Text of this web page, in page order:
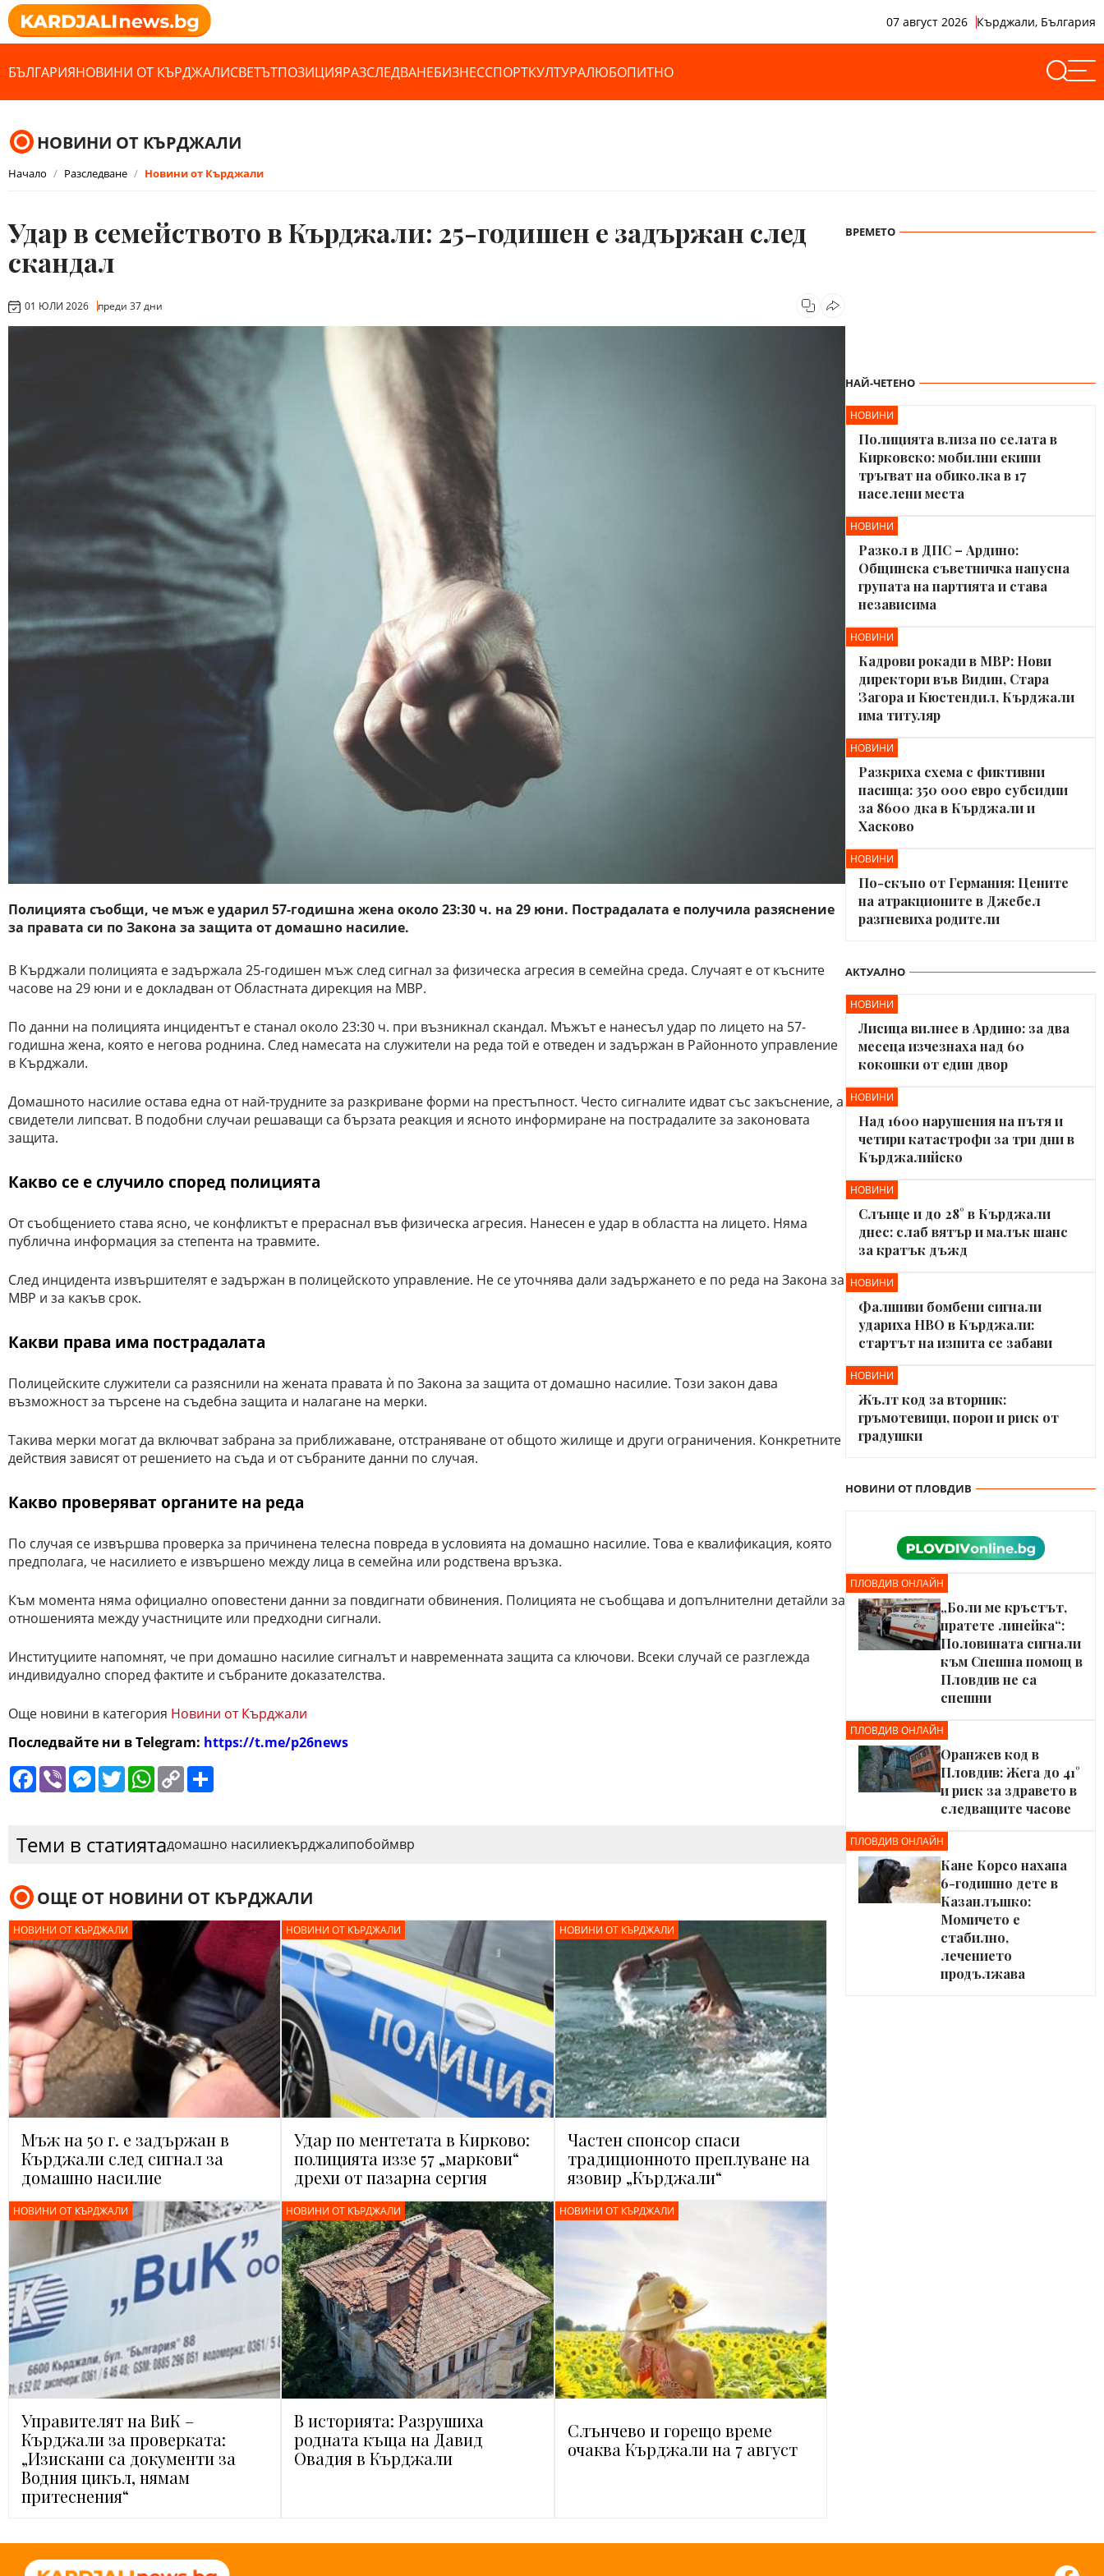
07 август 2026 Кърджали, България
БЪЛГАРИЯНОВИНИ ОТ КЪРДЖАЛИСВЕТЪТПОЗИЦИЯРАЗСЛЕДВАНЕБИЗНЕССПОРТКУЛТУРАЛЮБОПИТНО
НОВИНИ ОТ КЪРДЖАЛИ
Начало Разследване Новини от Кърджали
Удар в семейството в Кърджали: 25-годишен е задържан след
скандал
01 ЮЛИ 2026 преди 37 дни
Полицията съобщи, че мъж е ударил 57-годишна жена около 23:30 ч. на 29 юни. Пострадалата е получила разяснение
за правата си по Закона за защита от домашно насилие.
В Кърджали полицията е задържала 25-годишен мъж след сигнал за физическа агресия в семейна среда. Случаят е от късните
часове на 29 юни и е докладван от Областната дирекция на МВР.
По данни на полицията инцидентът е станал около 23:30 ч. при възникнал скандал. Мъжът е нанесъл удар по лицето на 57-
годишна жена, която е негова роднина. След намесата на служители на реда той е отведен и задържан в Районното управление
в Кърджали.
Домашното насилие остава една от най-трудните за разкриване форми на престъпност. Често сигналите идват със закъснение, а
свидетели липсват. В подобни случаи решаващи са бързата реакция и ясното информиране на пострадалите за законовата
защита.
Какво се е случило според полицията
От съобщението става ясно, че конфликтът е прераснал във физическа агресия. Нанесен е удар в областта на лицето. Няма
публична информация за степента на травмите.
След инцидента извършителят е задържан в полицейското управление. Не се уточнява дали задържането е по реда на Закона за
МВР и за какъв срок.
Какви права има пострадалата
Полицейските служители са разяснили на жената правата ѝ по Закона за защита от домашно насилие. Този закон дава
възможност за търсене на съдебна защита и налагане на мерки.
Такива мерки могат да включват забрана за приближаване, отстраняване от общото жилище и други ограничения. Конкретните
действия зависят от решението на съда и от събраните данни по случая.
Какво проверяват органите на реда
По случая се извършва проверка за причинена телесна повреда в условията на домашно насилие. Това е квалификация, която
предполага, че насилието е извършено между лица в семейна или родствена връзка.
Към момента няма официално оповестени данни за повдигнати обвинения. Полицията не съобщава и допълнителни детайли за
отношенията между участниците или предходни сигнали.
Институциите напомнят, че при домашно насилие сигналът и навременната защита са ключови. Всеки случай се разглежда
индивидуално според фактите и събраните доказателства.
Още новини в категория Новини от Кърджали
Последвайте ни в Telegram: https://t.me/p26news
Facebook
ViberMessenger
TwitterWhatsApp
Copy
Link
Теми в статиятадомашно насилиекърджалипобоймвр
ОЩЕ ОТ НОВИНИ ОТ КЪРДЖАЛИ
НОВИНИ ОТ КЪРДЖАЛИ
Мъж на 50 г. е задържан в
Кърджали след сигнал за
домашно насилие
НОВИНИ ОТ КЪРДЖАЛИ
Удар по ментетата в Кирково:
полицията иззе 57 „маркови“
дрехи от пазарна сергия
НОВИНИ ОТ КЪРДЖАЛИ
Частен спонсор спаси
традиционното преплуване на
язовир „Кърджали“
НОВИНИ ОТ КЪРДЖАЛИ
Управителят на ВиК –
Кърджали за проверката:
„Изискани са документи за
Водния цикъл, нямам
притеснения“
НОВИНИ ОТ КЪРДЖАЛИ
В историята: Разрушиха
родната къща на Давид
Овадия в Кърджали
НОВИНИ ОТ КЪРДЖАЛИ
Слънчево и горещо време
очаква Кърджали на 7 август
ВРЕМЕТО
НАЙ-ЧЕТЕНО
НОВИНИ
Полицията влиза по селата в
Кирковско: мобилни екипи
тръгват на обиколка в 17
населени места
НОВИНИ
Разкол в ДПС – Ардино:
Общинска съветничка напусна
групата на партията и става
независима
НОВИНИ
Кадрови рокади в МВР: Нови
директори във Видин, Стара
Загора и Кюстендил, Кърджали
има титуляр
НОВИНИ
Разкриха схема с фиктивни
пасища: 350 000 евро субсидии
за 8600 дка в Кърджали и
Хасково
НОВИНИ
По-скъпо от Германия: Цените
на атракционите в Джебел
разгневиха родители
АКТУАЛНО
НОВИНИ
Лисица вилнее в Ардино: за два
месеца изчезнаха над 60
кокошки от един двор
НОВИНИ
Над 1600 нарушения на пътя и
четири катастрофи за три дни в
Кърджалийско
НОВИНИ
Слънце и до 28° в Кърджали
днес: слаб вятър и малък шанс
за кратък дъжд
НОВИНИ
Фалшиви бомбени сигнали
удариха НВО в Кърджали:
стартът на изпита се забави
НОВИНИ
Жълт код за вторник:
гръмотевици, порои и риск от
градушки
НОВИНИ ОТ ПЛОВДИВ
ПЛОВДИВ ОНЛАЙН
„Боли ме кръстът,
пратете линейка“:
Половината сигнали
към Спешна помощ в
Пловдив не са
спешни
ПЛОВДИВ ОНЛАЙН
Оранжев код в
Пловдив: Жега до 41°
и риск за здравето в
следващите часове
ПЛОВДИВ ОНЛАЙН
Кане Корсо нахапа
6-годишно дете в
Казанлъшко:
Момичето е
стабилно,
лечението
продължава